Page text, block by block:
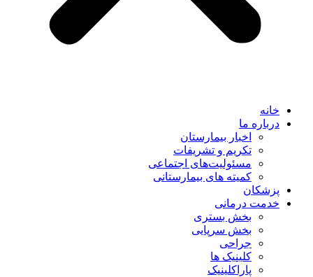
خانه
درباره ما
اخبار بیمارستان
تکریم و تشریفات
مسئولیت‌های اجتماعی
کمیته های بیمارستانی
پزشکان
خدمت درمانی
بخش بستری
بخش سرپایی
جراحی
کلینیک ها
پاراکلینیک